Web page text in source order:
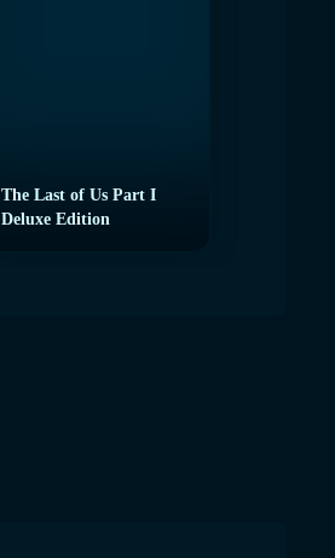
The Last of Us Part I
Deluxe Edition